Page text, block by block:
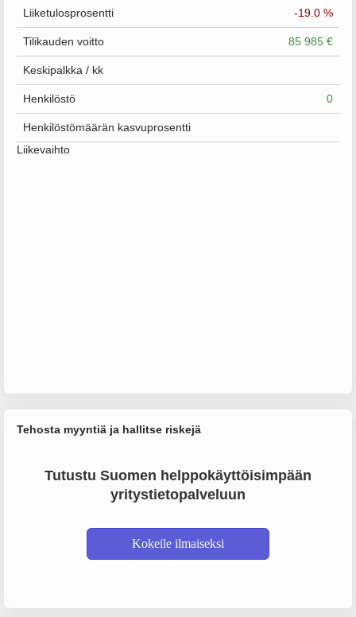
Liiketulosprosentti -19.0 %
Tilikauden voitto 85 985 €
Keskipalkka / kk
Henkilöstö 0
Henkilöstömäärän kasvuprosentti
Liikevaihto
Tehosta myyntiä ja hallitse riskejä
Tutustu Suomen helppokäyttöisimpään
yritystietopalveluun
Kokeile ilmaiseksi